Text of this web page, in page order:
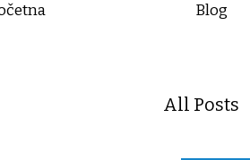
Blog
All Posts